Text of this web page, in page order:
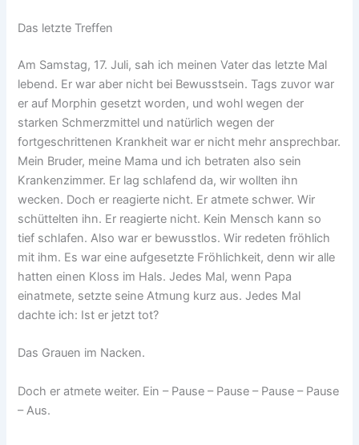
Das letzte Treffen
Am Samstag, 17. Juli, sah ich meinen Vater das letzte Mal
lebend. Er war aber nicht bei Bewusstsein. Tags zuvor war
er auf Morphin gesetzt worden, und wohl wegen der
starken Schmerzmittel und natürlich wegen der
fortgeschrittenen Krankheit war er nicht mehr ansprechbar.
Mein Bruder, meine Mama und ich betraten also sein
Krankenzimmer. Er lag schlafend da, wir wollten ihn
wecken. Doch er reagierte nicht. Er atmete schwer. Wir
schüttelten ihn. Er reagierte nicht. Kein Mensch kann so
tief schlafen. Also war er bewusstlos. Wir redeten fröhlich
mit ihm. Es war eine aufgesetzte Fröhlichkeit, denn wir alle
hatten einen Kloss im Hals. Jedes Mal, wenn Papa
einatmete, setzte seine Atmung kurz aus. Jedes Mal
dachte ich: Ist er jetzt tot?
Das Grauen im Nacken.
Doch er atmete weiter. Ein – Pause – Pause – Pause – Pause
– Aus.